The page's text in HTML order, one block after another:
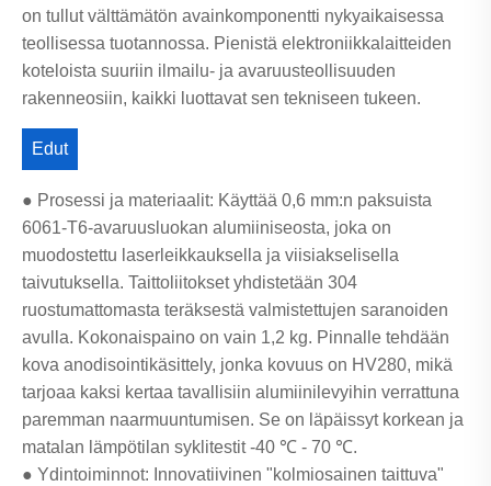
on tullut välttämätön avainkomponentti nykyaikaisessa
teollisessa tuotannossa. Pienistä elektroniikkalaitteiden
koteloista suuriin ilmailu- ja avaruusteollisuuden
rakenneosiin, kaikki luottavat sen tekniseen tukeen.
Edut
● Prosessi ja materiaalit: Käyttää 0,6 mm:n paksuista
6061-T6-avaruusluokan alumiiniseosta, joka on
muodostettu laserleikkauksella ja viisiakselisella
taivutuksella. Taittoliitokset yhdistetään 304
ruostumattomasta teräksestä valmistettujen saranoiden
avulla. Kokonaispaino on vain 1,2 kg. Pinnalle tehdään
kova anodisointikäsittely, jonka kovuus on HV280, mikä
tarjoaa kaksi kertaa tavallisiin alumiinilevyihin verrattuna
paremman naarmuuntumisen. Se on läpäissyt korkean ja
matalan lämpötilan syklitestit -40 ℃ - 70 ℃.
● Ydintoiminnot: Innovatiivinen "kolmiosainen taittuva"